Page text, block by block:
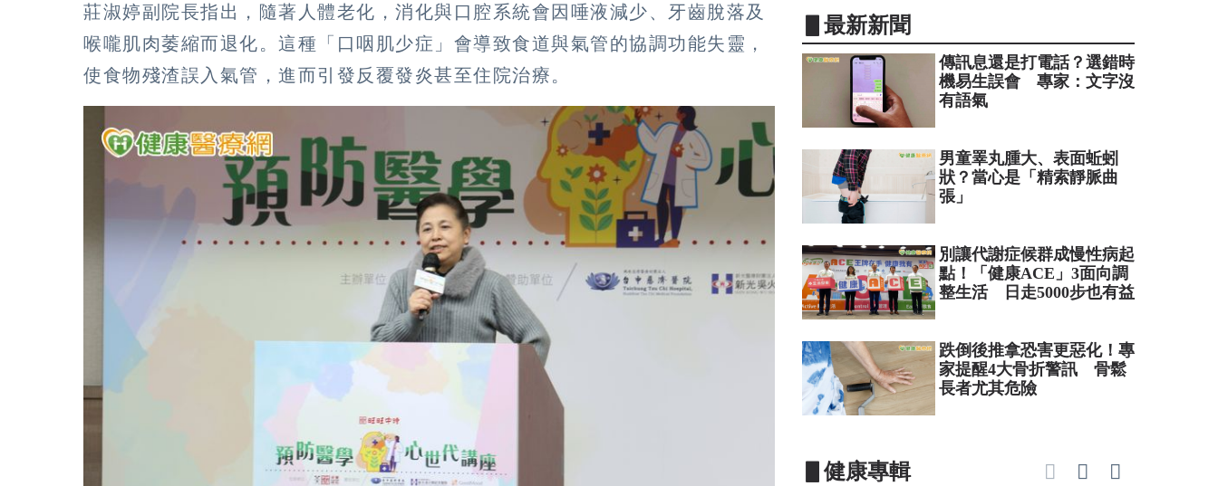
莊淑婷副院長指出，隨著人體老化，消化與口腔系統會因唾液減少、牙齒脫落及
喉嚨肌肉萎縮而退化。這種「口咽肌少症」會導致食道與氣管的協調功能失靈，
使食物殘渣誤入氣管，進而引發反覆發炎甚至住院治療。
▋最新新聞
傳訊息還是打電話？選錯時
機易生誤會 專家：文字沒
有語氣
男童睪丸腫大、表面蚯蚓
狀？當心是「精索靜脈曲
張」
別讓代謝症候群成慢性病起
點！「健康ACE」3面向調
整生活 日走5000步也有益
跌倒後推拿恐害更惡化！專
家提醒4大骨折警訊 骨鬆
長者尤其危險
▋健康專輯